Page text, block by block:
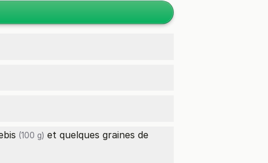
(100 g) et quelques graines de